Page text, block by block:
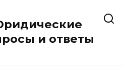
и ответы